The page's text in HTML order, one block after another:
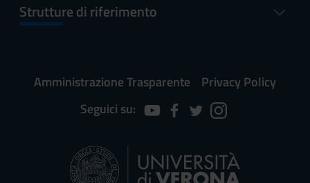
Strutture di riferimento
Amministrazione Trasparente
Privacy Policy
Seguici su: